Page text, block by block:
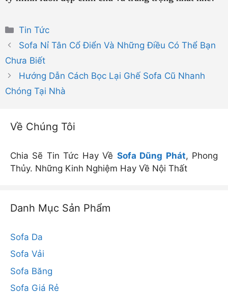
Danh
mục
Tin Tức
Sofa Nỉ Tân Cổ Điển Và Những Điều Có Thể Bạn
Chưa Biết
Hướng Dẫn Cách Bọc Lại Ghế Sofa Cũ Nhanh
Chóng Tại Nhà
Về Chúng Tôi
Chia Sẽ Tin Tức Hay Về Sofa Dũng Phát, Phong
Thủy. Những Kinh Nghiệm Hay Về Nội Thất
Danh Mục Sản Phẩm
Sofa Da
Sofa Vải
Sofa Băng
Sofa Giá Rẻ